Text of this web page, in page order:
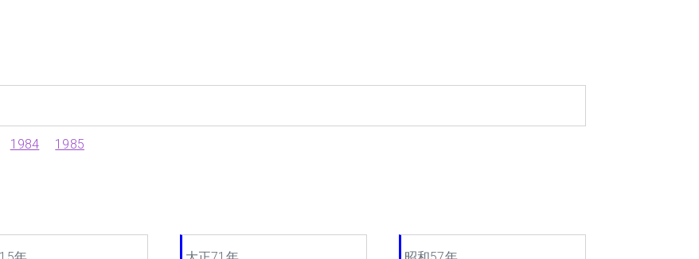
1984 1985